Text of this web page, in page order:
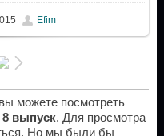
Efim
можете посмотреть
выпуск. Для просмотра
Но мы были бы